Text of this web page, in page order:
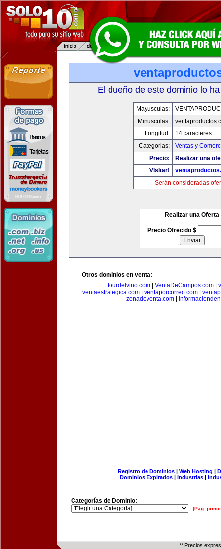
El dueño de este dominio lo
Mayusculas:
Minusculas:
Longitud:
14 caracteres
Categorias:
Ventas y
Precio:
Realizar una
Visitar!
Serán consideradas
Realizar una Oferta
Precio Ofrecido $
Otros dominios en venta:
tourdelvino.com| VentaDeCampos.com|
ventaestrategica.com| ventaporcorreo.com|
zonadeventa.com
Registro de Dominios| Web Hosting |
Dominios Expirados | Industrias |
Categorías de Dominio:
[Pág.
** Precios